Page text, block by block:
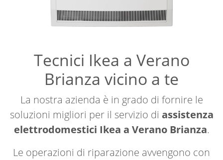
Tecnici Ikea a Verano
Brianza vicino a te
La nostra azienda è in grado di fornire le
soluzioni migliori per il servizio di assistenza
elettrodomestici Ikea a Verano Brianza.
Le operazioni di riparazione avvengono con